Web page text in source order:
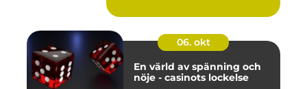
06. okt
En värld av spänning och
nöje - casinots lockelse